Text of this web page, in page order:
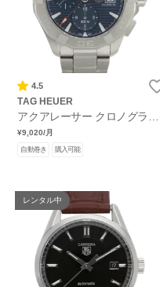
4.5
TAG HEUER
アクアレーサー クロノグラフ
キャリバー16
¥9,020/月
自動巻き 購入可能
レンタル中